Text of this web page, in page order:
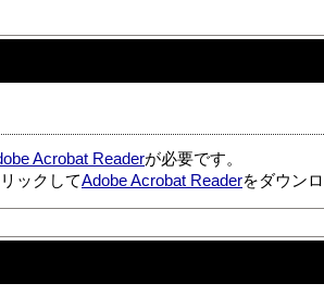
Acrobat Readerが必要です。
ックしてAdobe Acrobat Readerをダウン